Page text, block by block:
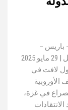
باريس –
بروكسل | 29 مايو 2025
لافت في
الأوروبية
في غزة،